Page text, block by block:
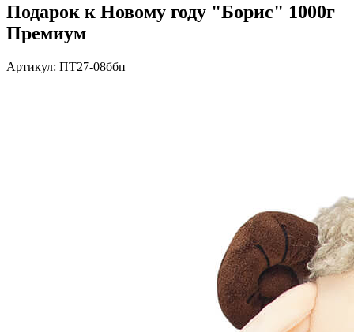
Подарок к Новому году "Борис" 1000г
Премиум
Артикул: ПТ27-08ббп